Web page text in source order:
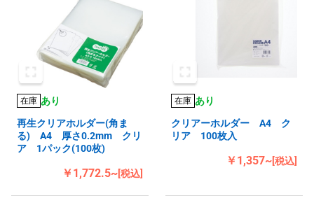
在庫 あり
再生クリアホルダー(角ま
る) A4 厚さ0.2mm クリ
ア 1パック(100枚)
￥1,772.5~[税込]
在庫 あり
クリアーホルダー A4 ク
リア 100枚入
￥1,357~[税込]